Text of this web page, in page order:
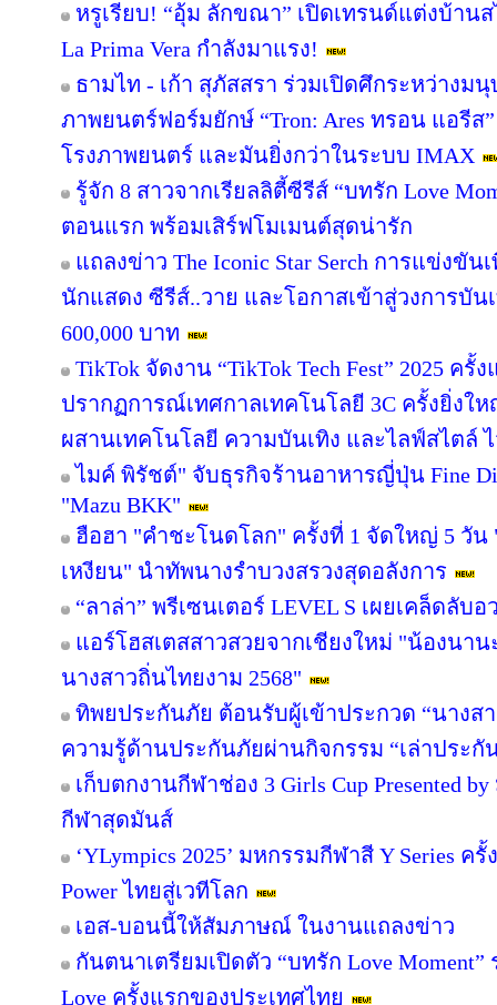
หรูเรียบ! “อุ้ม ลักขณา” เปิดเทรนด์แต่งบ้าน
La Prima Vera กำลังมาแรง!
ธามไท - เก้า สุภัสสรา ร่วมเปิดศึกระหว่างม
ภาพยนตร์ฟอร์มยักษ์ “Tron: Ares ทรอน แอรี
โรงภาพยนตร์ และมันยิ่งกว่าในระบบ IMAX
รู้จัก 8 สาวจากเรียลลิตี้ซีรีส์ “บทรัก Love
ตอนแรก พร้อมเสิร์ฟโมเมนต์สุดน่ารัก
แถลงข่าว The Iconic Star Serch การแข่งขั
นักแสดง ซีรีส์..วาย และโอกาสเข้าสู่วงการบัน
600,000 บาท
TikTok จัดงาน “TikTok Tech Fest” 2025 ค
ปรากฏการณ์เทศกาลเทคโนโลยี 3C ครั้งยิ่ง
ผสานเทคโนโลยี ความบันเทิง และไลฟ์สไตล์
ไมค์ พิรัชต์" จับธุรกิจร้านอาหารญี่ปุ่น Fine
"Mazu BKK"
ฮือฮา "คำชะโนดโลก" ครั้งที่ 1 จัดใหญ่ 5 วั
เหงียน" นำทัพนางรำบวงสรวงสุดอลังการ
“ลาล่า” พรีเซนเตอร์ LEVEL S เผยเคล็ดลั
แอร์โฮสเตสสาวสวยจากเชียงใหม่ "น้องนา
นางสาวถิ่นไทยงาม 2568"
ทิพยประกันภัย ต้อนรับผู้เข้าประกวด “นางสา
ความรู้ด้านประกันภัยผ่านกิจกรรม “เล่าประกั
เก็บตกงานกีฬาช่อง 3 Girls Cup Presented
กีฬาสุดมันส์
‘YLympics 2025’ มหกรรมกีฬาสี Y Series
Power ไทยสู่เวทีโลก
เอส-บอนนี้ให้สัมภาษณ์ ในงานแถลงข่าว
กันตนาเตรียมเปิดตัว “บทรัก Love
Love ครั้งแรกของประเทศไทย